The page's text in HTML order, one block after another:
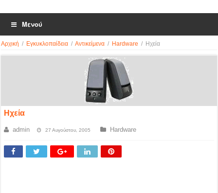
Μενού
Αρχική / Εγκυκλοπαίδεια / Αντικείμενα / Hardware / Ηχεία
Ηχεία
admin 27 Αυγούστου, 2005 Hardware